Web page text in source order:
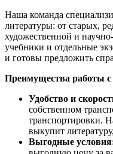
Наша команда
литературы: от старых,
художественной и
учебники и отдельные
и готовы предложить
Преимущества работы
Удобство и
собственном
транспортировки.
выкупит
Выгодные